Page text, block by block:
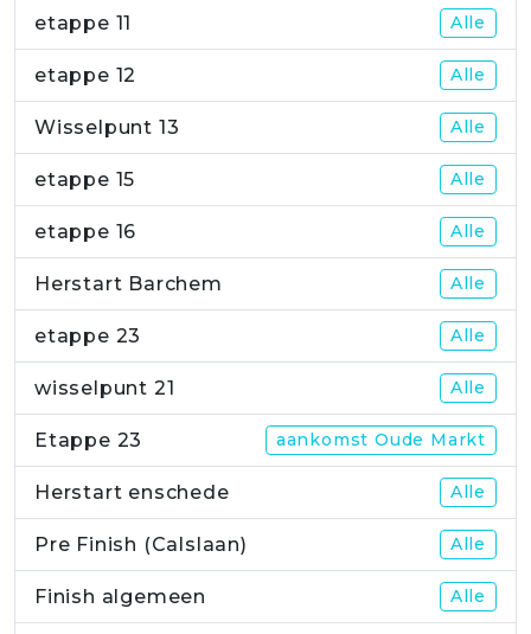
etappe 11 Alle
etappe 12 Alle
Wisselpunt 13 Alle
etappe 15 Alle
etappe 16 Alle
Herstart Barchem Alle
etappe 23 Alle
wisselpunt 21 Alle
Etappe 23 aankomst Oude Markt
Herstart enschede Alle
Pre Finish (Calslaan) Alle
Finish algemeen Alle